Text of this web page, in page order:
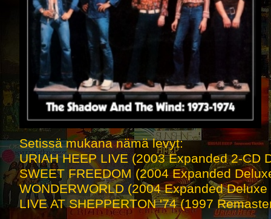
Setissä mukana nämä levyt:
URIAH HEEP LIVE (2003 Expanded 2-CD
SWEET FREEDOM (2004 Expanded
WONDERWORLD (2004 Expanded
LIVE AT SHEPPERTON '74 (1997